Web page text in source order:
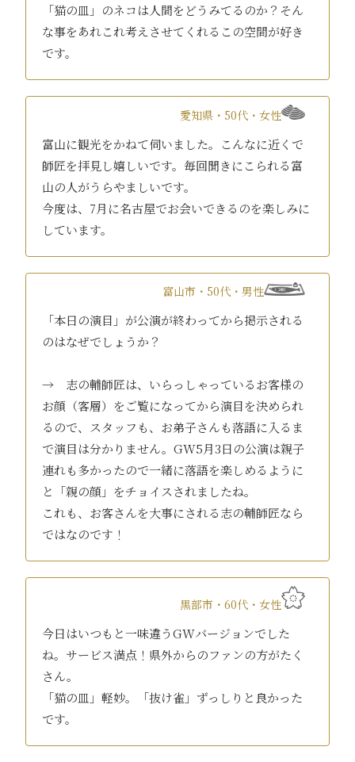
「猫の皿」のネコは人間をどうみてるのか？そん
な事をあれこれ考えさせてくれるこの空間が好き
です。
愛知県・50代・女性
富山に観光をかねて伺いました。こんなに近くで
師匠を拝見し嬉しいです。毎回聞きにこられる富
山の人がうらやましいです。
今度は、7月に名古屋でお会いできるのを楽しみに
しています。
富山市・50代・男性
「本日の演目」が公演が終わってから掲示される
のはなぜでしょうか？
→ 志の輔師匠は、いらっしゃっているお客様の
お顔（客層）をご覧になってから演目を決められ
るので、スタッフも、お弟子さんも落語に入るま
で演目は分かりません。GW5月3日の公演は親子
連れも多かったので一緒に落語を楽しめるように
と「親の顔」をチョイスされましたね。
これも、お客さんを大事にされる志の輔師匠なら
ではなのです！
黒部市・60代・女性
今日はいつもと一味違うGWバージョンでした
ね。サービス満点！県外からのファンの方がたく
さん。
「猫の皿」軽妙。「抜け雀」ずっしりと良かった
です。